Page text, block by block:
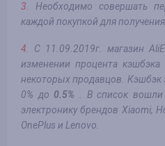
3 . Необходимо совершать
каждой покупкой для
4. С 11.09.2019г. магазин
изменении процента
некоторых продавцов. Кэшбэк
0% до 0.5% . В список
электронику брендов Xiaomi,
OnePlus и Lenovo.